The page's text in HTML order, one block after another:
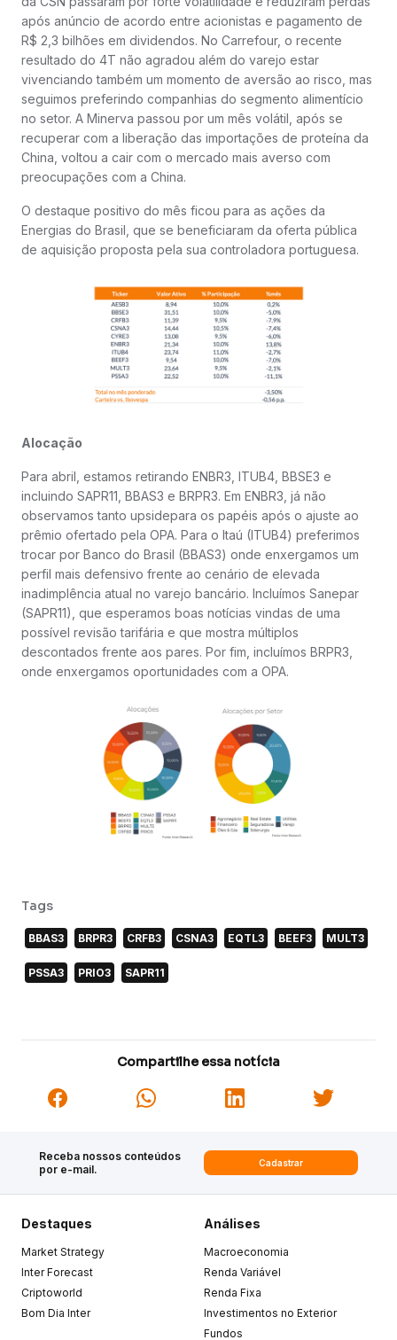
após anúncio de acordo entre acionistas e pagamento de
R$ 2,3 bilhões em dividendos. No Carrefour, o recente
resultado do 4T não agradou além do varejo estar
vivenciando também um momento de aversão ao risco, mas
seguimos preferindo companhias do segmento alimentício
no setor. A Minerva passou por um mês volátil, após se
recuperar com a liberação das importações de proteína da
China, voltou a cair com o mercado mais averso com
preocupações com a China.
O destaque positivo do mês ficou para as ações da
Energias do Brasil, que se beneficiaram da oferta pública
de aquisição proposta pela sua controladora portuguesa.
Alocação
Para abril, estamos retirando ENBR3, ITUB4, BBSE3 e
incluindo SAPR11, BBAS3 e BRPR3. Em ENBR3, já não
observamos tanto upsidepara os papéis após o ajuste ao
prêmio ofertado pela OPA. Para o Itaú (ITUB4) preferimos
trocar por Banco do Brasil (BBAS3) onde enxergamos um
perfil mais defensivo frente ao cenário de elevada
inadimplência atual no varejo bancário. Incluímos Sanepar
(SAPR11), que esperamos boas notícias vindas de uma
possível revisão tarifária e que mostra múltiplos
descontados frente aos pares. Por fim, incluímos BRPR3,
onde enxergamos oportunidades com a OPA.
Tags
BBAS3 BRPR3 CRFB3 CSNA3 EQTL3 BEEF3 MULT3
PSSA3 PRIO3 SAPR11
Compartilhe essa notícia
Receba nossos conteúdos
por e-mail.
Cadastrar
Destaques
Market Strategy
Inter Forecast
Criptoworld
Bom Dia Inter
Análises
Macroeconomia
Renda Variável
Renda Fixa
Investimentos no Exterior
Fundos